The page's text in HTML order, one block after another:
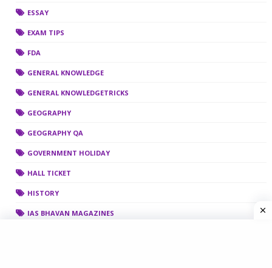
ESSAY
EXAM TIPS
FDA
GENERAL KNOWLEDGE
GENERAL KNOWLEDGETRICKS
GEOGRAPHY
GEOGRAPHY QA
GOVERNMENT HOLIDAY
HALL TICKET
HISTORY
IAS BHAVAN MAGAZINES